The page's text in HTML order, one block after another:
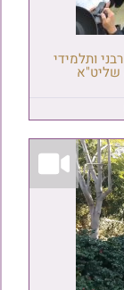
ותלמידי
שליט"א